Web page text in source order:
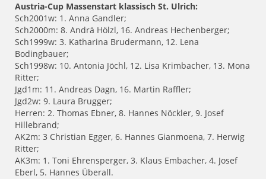
Austria-Cup Massenstart klassisch St. Ulrich:
Sch2001w: 1. Anna Gandler;
Sch2000m: 8. Andrä Hölzl, 16. Andreas Hechenberger;
Sch1999w: 3. Katharina Brudermann, 12. Lena
Bodingbauer;
Sch1998w: 10. Antonia Jöchl, 12. Lisa Krimbacher, 13. Mona
Ritter;
Jgd1m: 11. Andreas Dagn, 16. Martin Raffler;
Jgd2w: 9. Laura Brugger;
Herren: 2. Thomas Ebner, 8. Hannes Nöckler, 9. Josef
Hillebrand;
AK2m: 3 Christian Egger, 6. Hannes Gianmoena, 7. Herwig
Ritter;
AK3m: 1. Toni Ehrensperger, 3. Klaus Embacher, 4. Josef
Eberl, 5. Hannes Überall.